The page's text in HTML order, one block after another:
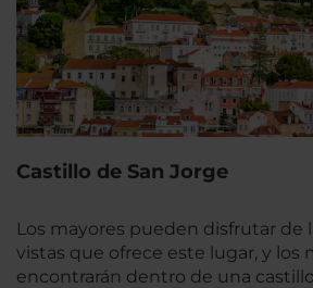
Castillo de San Jorge
Los mayores pueden disfrutar de
vistas que ofrece este lugar, y los
encontrarán dentro de una